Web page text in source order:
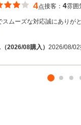
4点接客： 4雰囲
スムーズな対応誠にありが
2026/08購入） 2026/08/02